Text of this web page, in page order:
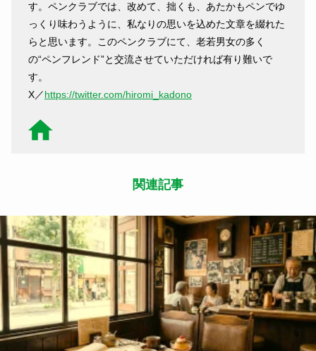
す。ペンクラブでは、改めて、拙くも、あたかもペンでゆ
っくり味わうように、私なりの思いを込めた文章を綴れた
らと思います。このペンクラブにて、老若男女の多く
の“ペンフレンド”と交流させていただければ有り難いで
す。
X／https://twitter.com/hiromi_kadono
関連記事